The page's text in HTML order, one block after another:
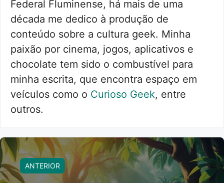
Federal Fluminense, há mais de uma
década me dedico à produção de
conteúdo sobre a cultura geek. Minha
paixão por cinema, jogos, aplicativos e
chocolate tem sido o combustível para
minha escrita, que encontra espaço em
veículos como o Curioso Geek, entre
outros.
ANTERIOR